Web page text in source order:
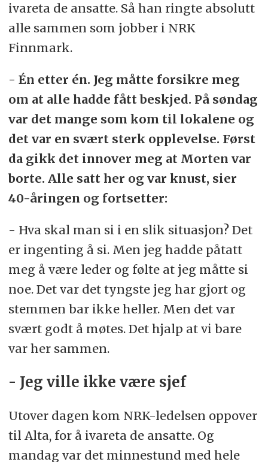
ivareta de ansatte. Så han ringte absolutt
alle sammen som jobber i NRK
Finnmark.
- Én etter én. Jeg måtte forsikre meg
om at alle hadde fått beskjed. På søndag
var det mange som kom til lokalene og
det var en svært sterk opplevelse. Først
da gikk det innover meg at Morten var
borte. Alle satt her og var knust, sier
40-åringen og fortsetter:
- Hva skal man si i en slik situasjon? Det
er ingenting å si. Men jeg hadde påtatt
meg å være leder og følte at jeg måtte si
noe. Det var det tyngste jeg har gjort og
stemmen bar ikke heller. Men det var
svært godt å møtes. Det hjalp at vi bare
var her sammen.
- Jeg ville ikke være sjef
Utover dagen kom NRK-ledelsen oppover
til Alta, for å ivareta de ansatte. Og
mandag var det minnestund med hele